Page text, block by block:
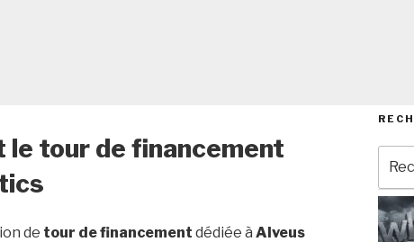
tour de financement
de tour de financement dédiée à Alveus
pour
: